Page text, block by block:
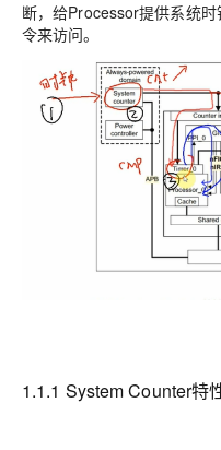
断，给Processor提供系统
令来访问。
1.1.1 System Counter特